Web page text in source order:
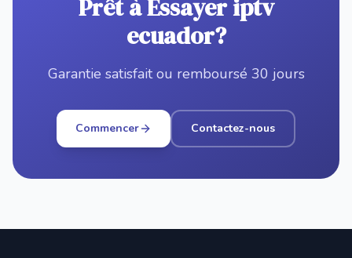
Prêt à Essayer iptv
ecuador?
Garantie satisfait ou remboursé 30 jours
Commencer Contactez-nous